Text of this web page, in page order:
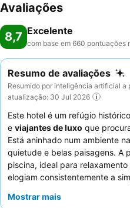
Avaliações
8,7 Excelente
com base em 660 pontuações
Resumo de avaliações
Resumido por inteligência artificial a
atualização: 30 Jul 2026
Este hotel é um refúgio
e viajantes de luxo que
Está aninhado num ambiente
quietude e belas paisagens. A
piscina, ideal para
elogiam consistentemente a
seleção e qualidade. Para uma
Mostrar mais